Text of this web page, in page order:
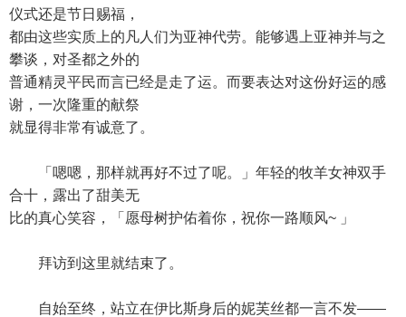
仪式还是节日赐福，
都由这些实质上的凡人们为亚神代劳。能够遇上亚神并与之
攀谈，对圣都之外的
普通精灵平民而言已经是走了运。而要表达对这份好运的感
谢，一次隆重的献祭
就显得非常有诚意了。
「嗯嗯，那样就再好不过了呢。」年轻的牧羊女神双手
合十，露出了甜美无
比的真心笑容，「愿母树护佑着你，祝你一路顺风~ 」
拜访到这里就结束了。
自始至终，站立在伊比斯身后的妮芙丝都一言不发——